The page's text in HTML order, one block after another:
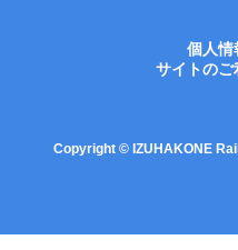
個人情
サイトのご
Copyright © IZUHAKONE